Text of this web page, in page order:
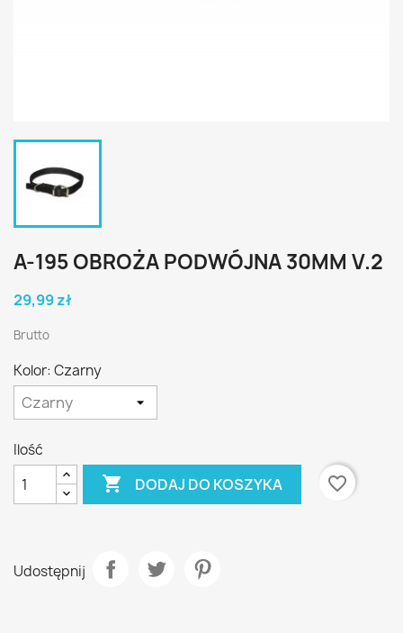
A-195 OBROŻA PODWÓJNA 30MM V.2
29,99 zł
Brutto
Kolor: Czarny
Ilość
 DODAJ DO KOSZYKA favorite_border
Udostępnij